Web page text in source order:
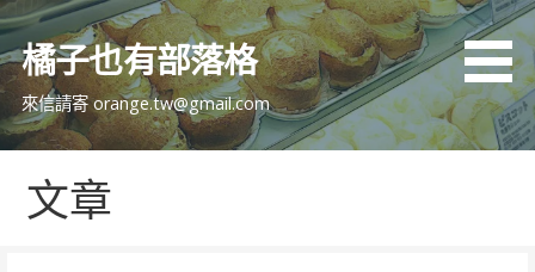
跳
主
內
橘子也有部落格
來信請寄 orange.tw@gmail.com
文章